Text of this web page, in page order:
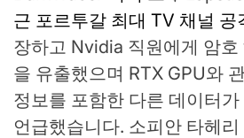
근 포르투갈 최대 TV 채널 공
장하고 Nvidia 직원에게 암호
을 유출했으며 RTX GPU와
정보를 포함한 다른 데이터
언급했습니다. 소피안 타헤리